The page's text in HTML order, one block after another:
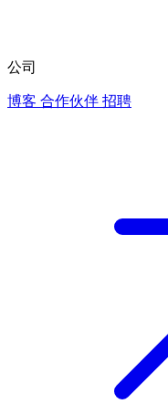
公司
博客 合作伙伴 招聘